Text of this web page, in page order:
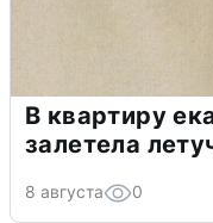
В квартиру
залетела
8 августа 0